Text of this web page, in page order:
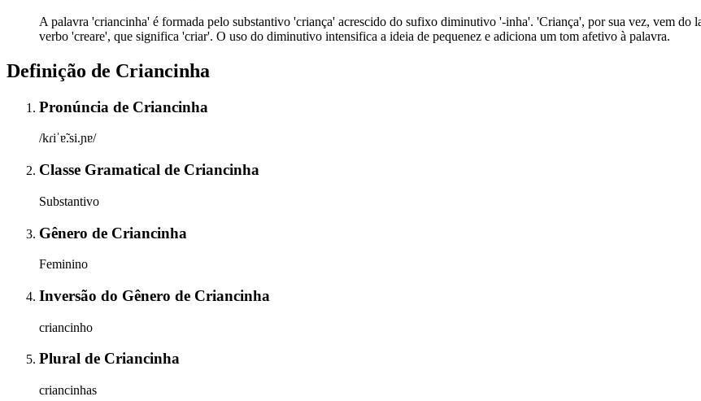
A palavra 'criancinha' é formada pelo substantivo 'criança' acrescido do sufixo diminutivo '-inha'. 'Criança', por sua vez, vem do
verbo 'creare', que significa 'criar'. O uso do diminutivo intensifica a ideia de pequenez e adiciona um tom afetivo à palavra.
Definição de Criancinha
Pronúncia de Criancinha
/kɾiˈɐ̃.si.ɲɐ/
Classe Gramatical de Criancinha
Substantivo
Gênero de Criancinha
Feminino
Inversão do Gênero de Criancinha
criancinho
Plural de Criancinha
criancinhas